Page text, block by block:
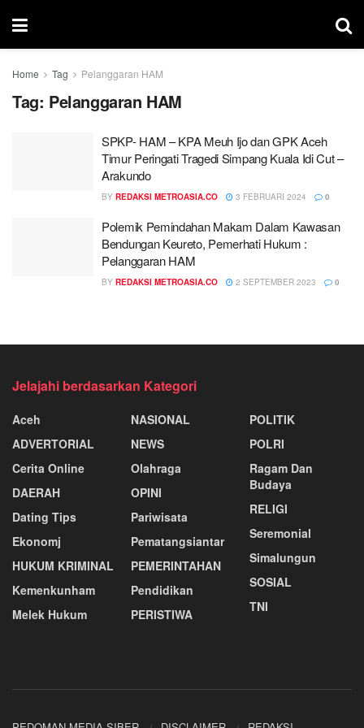
Home Tag Pelanggaran HAM
Tag: Pelanggaran HAM
SPKP- HAM – KPA Meuh Ijo dan GPK Aceh
Timur Peringati Tragedi Simpang Kuala Idi Cut –
Arakundo
BY REDAKSI METROASIA.CO 3 FEBRUARI 2024 0
Polemik Pemindahan Makam Dalam Kawasan
Bendungan Keureto, Pemerhati Hukum :
Pelanggaran HAM
BY REDAKSI METROASIA.CO 2 SEPTEMBER 2023 0
Jelajahi berdasarkan Kategori
Aceh
ADVERTORIAL
Cerita Online
DAERAH
Dating Tips
Ekonomj
HUKUM KRIMINAL
Kemenkunham
Melek Hukum
NASIONAL
NEWS
Olahraga
OPINI
Pariwisata
Pematangsiantar
PEMERINTAHAN
Pendidikan
PERISTIWA
POLITIK
POLRI
Ragam Dan
Budaya
RELIGI
Seremonial
Simalungun
SOSIAL
TNI